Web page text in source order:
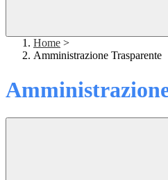
Home >
Amministrazione Trasparente